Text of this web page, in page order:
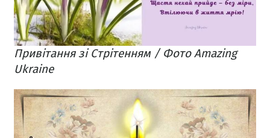
Привітання зі Стрітенням / Фото Amazing
Ukraine